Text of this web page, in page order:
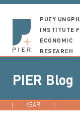
PUEY
INSTITUTE
ECONOMIC
RESEARCH
PIER Blog
YEAR